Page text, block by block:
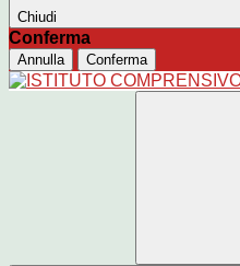
Chiudi
Conferma
Annulla Conferma